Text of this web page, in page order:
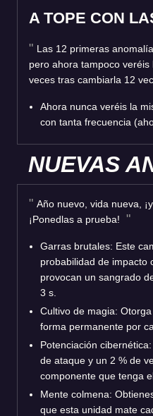
A TOPE CON
Las 12 primeras
pero ahora tampoco
veces tras cambiarla 12
Ahora nunca veréis la
con tanta frecuencia
NUEVAS
Año nuevo, vida nueva,
¡Ponedlas a prueba!
Garras brutales: Este
probabilidad de impacto
provocan un sangrado
3 s.
Cultivo de magia:
forma permanente por
Potenciación
de ataque y un 2 % de
componente que tenga
Mente colmena:
que esta unidad mate